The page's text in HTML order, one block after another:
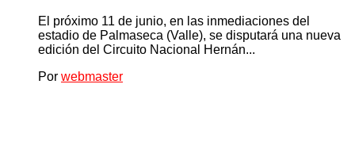
El próximo 11 de junio, en las inmediaciones del
estadio de Palmaseca (Valle), se disputará una nueva
edición del Circuito Nacional Hernán...
Por webmaster